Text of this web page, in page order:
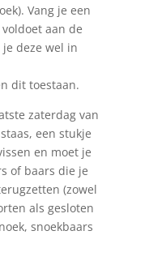
Vang je een
aan de
deze wel in
dit toestaan.
zaterdag van
een stukje
en moet je
of baars die je
(zowel
als gesloten
snoekbaars